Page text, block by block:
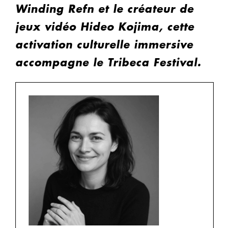
Winding Refn et le créateur de
jeux vidéo Hideo Kojima, cette
activation culturelle immersive
accompagne le Tribeca Festival.